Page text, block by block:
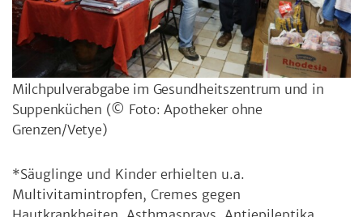
Milchpulverabgabe im Gesundheitszentrum und in
Suppenküchen (© Foto: Apotheker ohne
Grenzen/Vetye)
*Säuglinge und Kinder erhielten u.a.
Multivitamintropfen, Cremes gegen